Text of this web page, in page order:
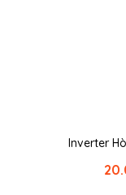
Inverter